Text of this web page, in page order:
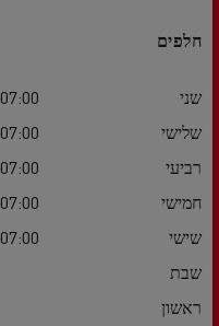
חלפים
שני
07:00 - 11:00 / 11:30 - 23:00
שלישי
07:00 - 11:00 / 11:30 - 23:00
רביעי
07:00 - 11:00 / 11:30 - 23:00
חמישי
07:00 - 11:00 / 11:30 - 23:00
שישי
07:00 - 11:00 / 11:30 - 15:00
שבת
ראשון